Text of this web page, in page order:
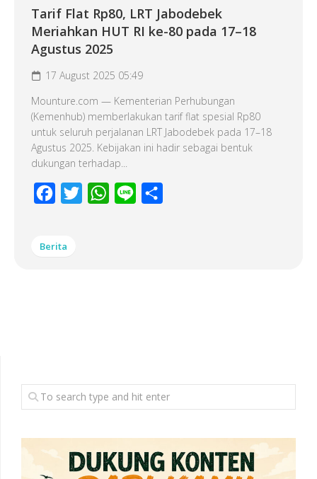
Tarif Flat Rp80, LRT Jabodebek
Meriahkan HUT RI ke-80 pada 17–18
Agustus 2025
17 August 2025 05:49
Mounture.com — Kementerian Perhubungan
(Kemenhub) memberlakukan tarif flat spesial Rp80
untuk seluruh perjalanan LRT Jabodebek pada 17–18
Agustus 2025. Kebijakan ini hadir sebagai bentuk
dukungan terhadap...
Facebook
Twitter WhatsApp
Line
Berita